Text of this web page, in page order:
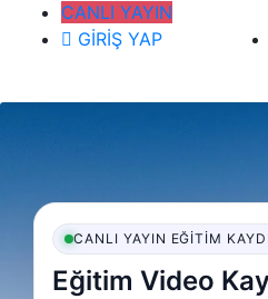
CANLI YAYIN
GİRİŞ YAP
CANLI YAYIN EĞITIM
Eğitim Video